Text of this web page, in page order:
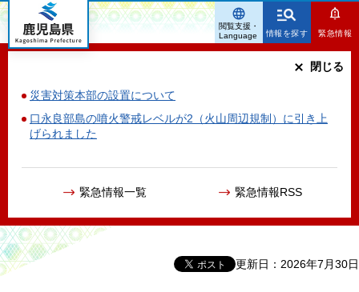
鹿児島県
情報を探す 緊急情報
災害対策本部の設置について
口永良部島の噴火警戒レベルが2（火山周辺規制）に引き上
げられました
緊急情報一覧 緊急情報RSS
閉じる
閲覧支援・
Language
更新日：2026年7月30日